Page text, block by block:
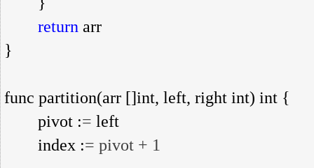
return arr
}
func partition(arr []int, left, right int) int {
        pivot :
= left
        index :
= pivot + 1